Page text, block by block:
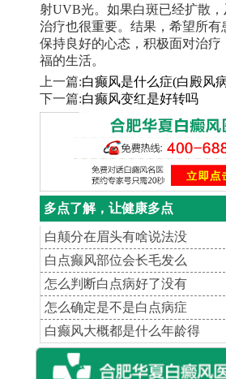
射UVB光。如果白斑已经扩散
治疗也很重要。结果，希望所有
保持良好的心态，积极面对治疗
福的生活。
上一篇:白癫风是什么症(白殿风
下一篇:白癫风变红是好转吗
多点了解，让健康多点
白颠分在眉头有啥说法没
白点癫风部位会长毛发么
怎么判断白点病好了没有
怎么确定是不是白点病症
白癫风大概都是什么年龄得